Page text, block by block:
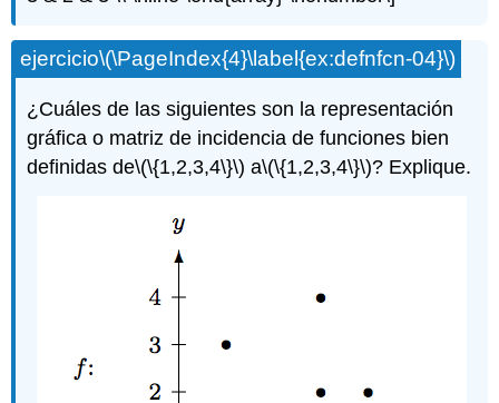
ejercicio\(\PageIndex{4}\label{ex:defnfcn-04}\)
¿Cuáles de las siguientes son la representación
gráfica o matriz de incidencia de funciones bien
definidas de\(\{1,2,3,4\}\) a\(\{1,2,3,4\}\)? Explique.